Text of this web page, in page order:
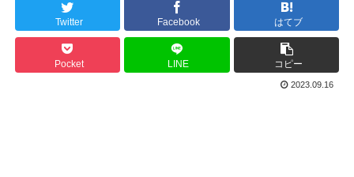
Twitter Facebook はてブ
Pocket LINE コピー
2023.09.16